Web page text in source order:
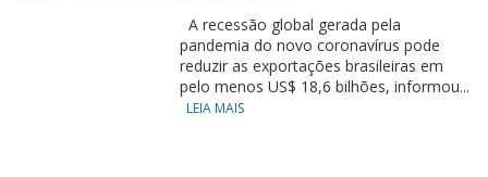
A recessão global gerada pela
pandemia do novo coronavírus pode
reduzir as exportações brasileiras em
pelo menos US$ 18,6 bilhões, informou...
LEIA MAIS